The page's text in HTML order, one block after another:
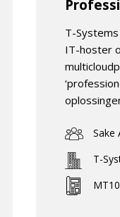
T-
IT-hoster
Sake
T-